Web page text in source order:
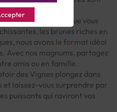
offrant une
à chaque gorgée. Que vous
les brunes riches en
nous avons le format idéal
Avec nos magnums, partagez
amis ou en famille.
des Vignes plongez dans
et laissez-vous surprendre par
puissants qui raviront vos